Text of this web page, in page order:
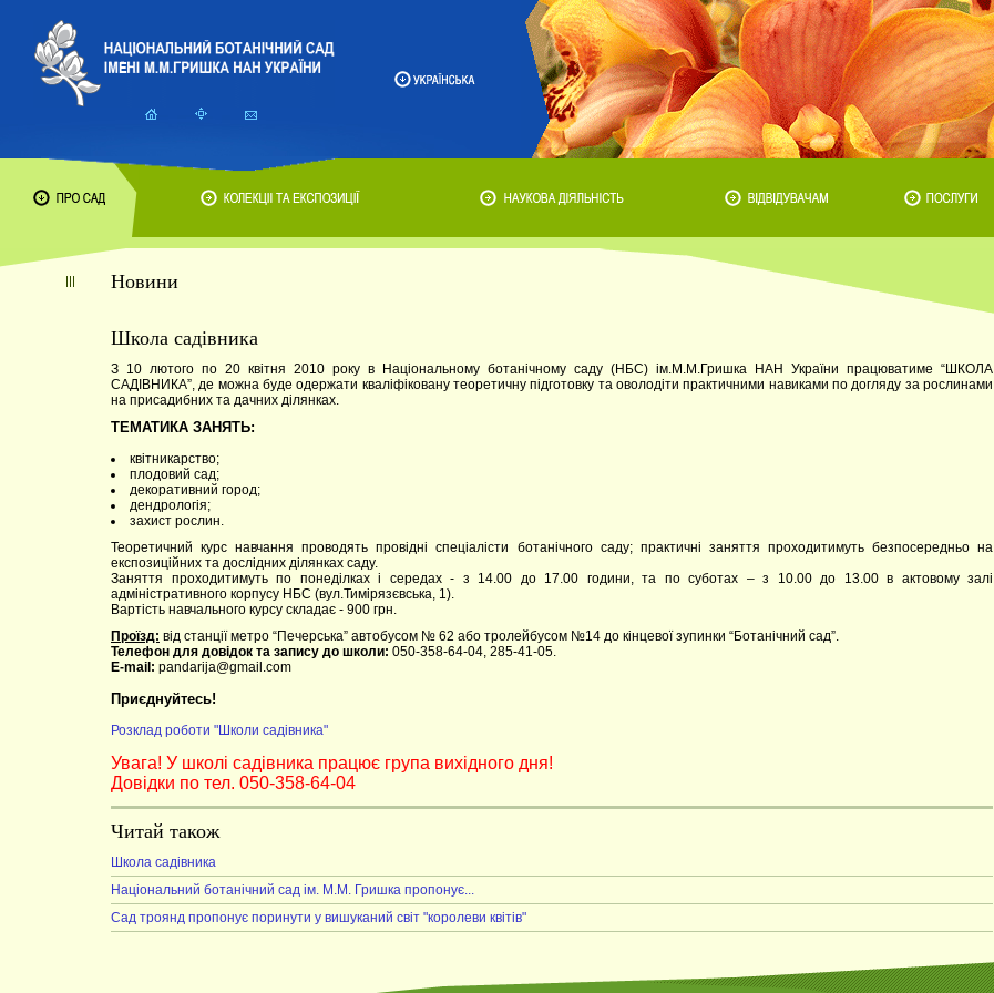
Новини
Школа садівника
З 10 лютого по 20 квітня 2010 року в Національному ботанічному саду (НБС) ім.М.М.Гришка НАН України працюватиме “ШКОЛА
САДІВНИКА”, де можна буде одержати кваліфіковану теоретичну підготовку та оволодіти практичними навиками по догляду за рослинами
на присадибних та дачних ділянках.
ТЕМАТИКА ЗАНЯТЬ:
квітникарство;
плодовий сад;
декоративний город;
дендрологія;
захист рослин.
Теоретичний курс навчання проводять провідні спеціалісти ботанічного саду; практичні заняття проходитимуть безпосередньо на
експозиційних та дослідних ділянках саду.
Заняття проходитимуть по понеділках і середах - з 14.00 до 17.00 години, та по суботах – з 10.00 до 13.00 в актовому залі
адміністративного корпусу НБС (вул.Тимірязєвська, 1).
Вартість навчального курсу складає - 900 грн.
Проїзд: від станції метро “Печерська” автобусом № 62 або тролейбусом №14 до кінцевої зупинки “Ботанічний сад”.
Телефон для довідок та запису до школи: 050-358-64-04, 285-41-05.
E-mail: pandarija@gmail.com
Приєднуйтесь!
Розклад роботи "Школи садівника"
Увага! У школі садівника працює група вихідного дня!
Довідки по тел. 050-358-64-04
Читай також
Школа садівника
Національний ботанічний сад ім. М.М. Гришка пропонує...
Сад троянд пропонує поринути у вишуканий світ "королеви квітів"